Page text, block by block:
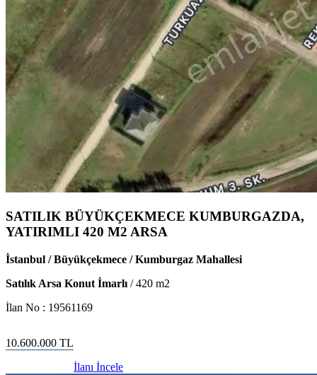
SATILIK BÜYÜKÇEKMECE KUMBURGAZDA,
YATIRIMLI 420 M2 ARSA
İstanbul / Büyükçekmece / Kumburgaz Mahallesi
Satılık Arsa Konut İmarlı /420 m2
İlan No : 19561169
10.600.000 TL
İlanı İncele